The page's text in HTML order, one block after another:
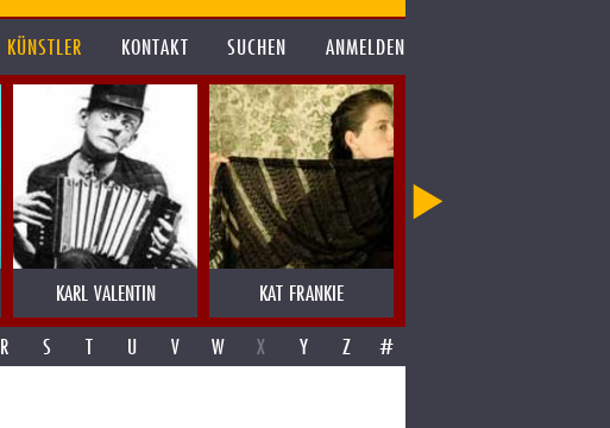
KÜNSTLER KONTAKT SUCHEN ANMELDEN
KARL VALENTIN KAT FRANKIE
R S T U V W X Y Z #